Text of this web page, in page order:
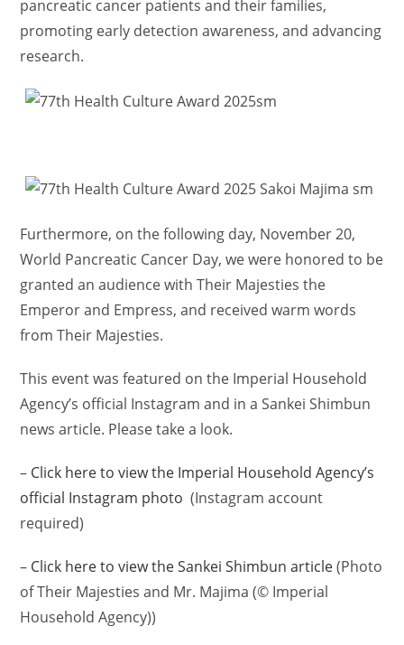
pancreatic cancer patients and their families,
promoting early detection awareness, and advancing
research.
Furthermore, on the following day, November 20,
World Pancreatic Cancer Day, we were honored to be
granted an audience with Their Majesties the
Emperor and Empress, and received warm words
from Their Majesties.
This event was featured on the Imperial Household
Agency’s official Instagram and in a Sankei Shimbun
news article. Please take a look.
– Click here to view the Imperial Household Agency’s
official Instagram photo (Instagram account
required)
– Click here to view the Sankei Shimbun article(Photo
of Their Majesties and Mr. Majima (© Imperial
Household Agency))